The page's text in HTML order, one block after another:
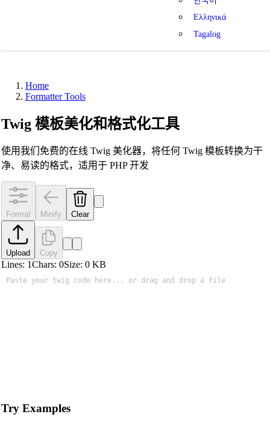
Ελληνικά
Tagalog
HTML Beautifier
Home
Formatter Tools
Twig 模板美化和格式化工具
使用我们免费的在线 Twig 美化器，将任何 Twig 模板转换为干
净、易读的格式，适用于 PHP 开发
Format Minify Clear
Upload Copy
Lines: 1Chars: 0Size: 0KB
Try Examples